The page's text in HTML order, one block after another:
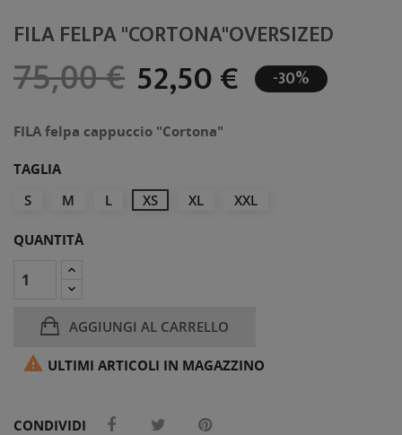
FILA FELPA "CORTONA"OVERSIZED
75,00 € 52,50 € -30%
FILA felpa cappuccio "Cortona"
TAGLIA
S
M L XS XL XXL
QUANTITÀ
AGGIUNGI AL CARRELLO
 ULTIMI ARTICOLI IN MAGAZZINO
CONDIVIDI